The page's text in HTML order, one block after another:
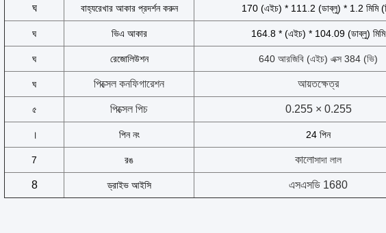
ঘ বাহ্যরেখার আকার প্রদর্শন করুন 170 (এইচ) * 111.2 (ডাব্লু) * 1.2 মিমি
ঘ ভিএ আকার 164.8 * (এইচ) * 104.09 (ডাব্লু) মিমি
ঘ রেজোলিউশন 640 আরজিবি (এইচ) এক্স 384 (ভি)
ঘ পিক্সেল কনফিগারেশন আয়তক্ষেত্র
৫ পিক্সেল পিচ 0.255 × 0.255
। পিন নং 24 পিন
7 রঙ কালোসাদা লাল
8 ড্রাইভ আইসি এসএসডি 1680